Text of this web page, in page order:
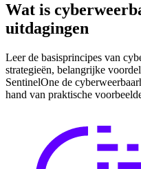
Wat is
uitdagingen
Leer de basisprincipes van
strategieën, belangrijke
SentinelOne de
hand van praktische